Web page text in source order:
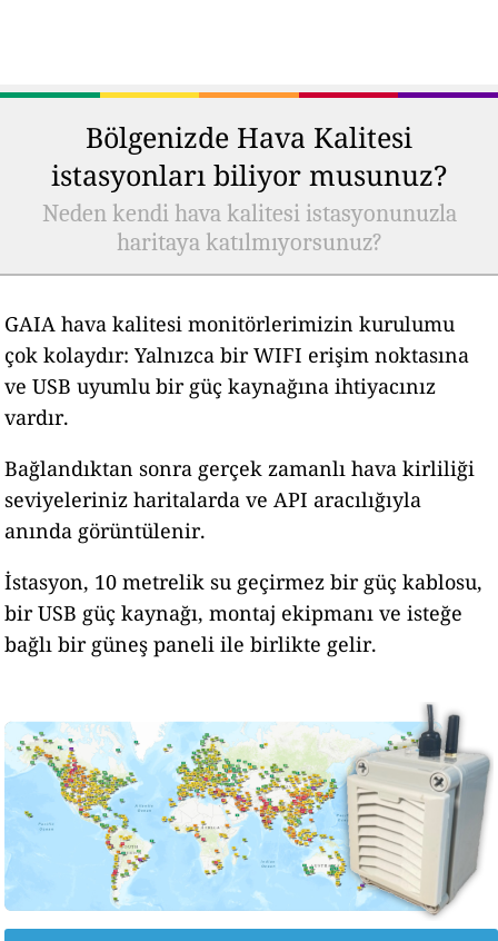
Bölgenizde Hava Kalitesi
istasyonları biliyor musunuz?
Neden kendi hava kalitesi istasyonunuzla
haritaya katılmıyorsunuz?
GAIA hava kalitesi monitörlerimizin kurulumu
çok kolaydır: Yalnızca bir WIFI erişim noktasına
ve USB uyumlu bir güç kaynağına ihtiyacınız
vardır.
Bağlandıktan sonra gerçek zamanlı hava kirliliği
seviyeleriniz haritalarda ve API aracılığıyla
anında görüntülenir.
İstasyon, 10 metrelik su geçirmez bir güç kablosu,
bir USB güç kaynağı, montaj ekipmanı ve isteğe
bağlı bir güneş paneli ile birlikte gelir.